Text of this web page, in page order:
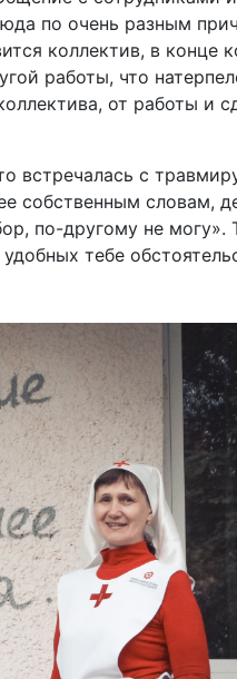
по очень разным
коллектив, в конце
работы, что
от работы и
встречалась с
собственным словам,
по-другому не могу».
тебе